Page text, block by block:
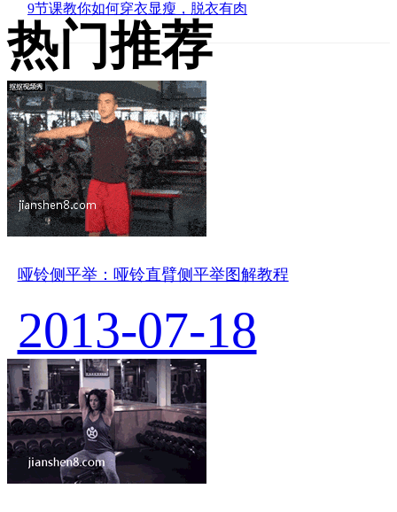
9节课教你如何穿衣显瘦，脱衣有肉
热门推荐
哑铃侧平举：哑铃直臂侧平举图解教程
2013-07-18